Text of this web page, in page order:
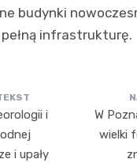
budynki
infrastrukturę.
i
i upały
W
wielki